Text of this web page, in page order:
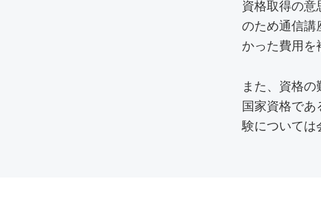
資格取得の意
のため通信講
かった費用を
また、資格の
国家資格で
験については